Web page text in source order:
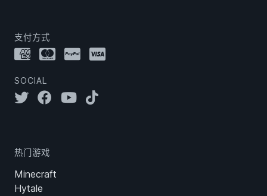
支付方式
SOCIAL
热门游戏
Minecraft
Hytale